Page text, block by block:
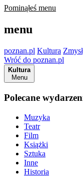
Pominąłeś menu
menu
poznan.pl Kultura
Wróć do poznan.pl
Kultura
Menu
Polecane
Muzyka
Teatr
Film
Książki
Sztuka
Inne
Historia